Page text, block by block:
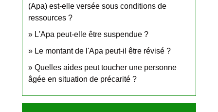
(Apa) est-elle versée sous conditions de
ressources ?
L'Apa peut-elle être suspendue ?
Le montant de l'Apa peut-il être révisé ?
Quelles aides peut toucher une personne
âgée en situation de précarité ?